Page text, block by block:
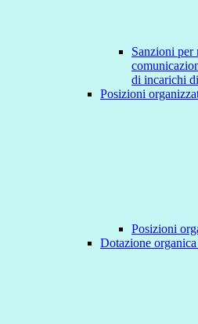
Sanzioni per
di incarichi
Posizioni
Posizioni
Dotazione organica